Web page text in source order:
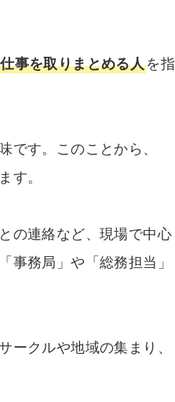
事を取りまとめる人を指
です。このことから、
す。
の連絡など、現場で中心
事務局」や「総務担当」
ークルや地域の集まり、